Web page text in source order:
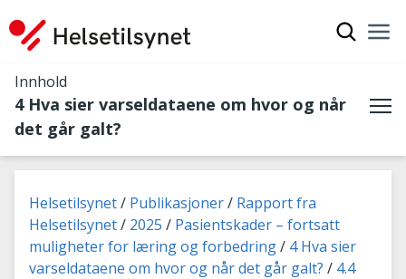
Innhold
4 Hva sier varseldataene om hvor og når
det går galt?
Du er her:
Helsetilsynet Publikasjoner
Rapport fra
Helsetilsynet
2025
Pasientskader – fortsatt
muligheter for læring og forbedring
4 Hva sier
varseldataene om hvor og når det går galt?
4.4